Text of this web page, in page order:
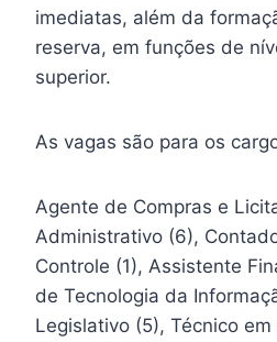
imediatas, além da
reserva, em funções de
superior.
As vagas são para os
Agente de Compras e
Administrativo (6),
Controle (1), Assistente
de Tecnologia da
Legislativo (5), Técnico